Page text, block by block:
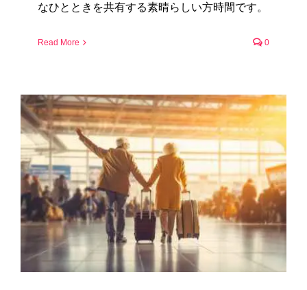
なひとときを共有する素晴らしい方時間です。
Read More 0